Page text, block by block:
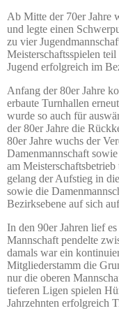
Ab Mitte der 70er Jahre
und legte einen
zu vier
Meisterschaftsspielen
Jugend erfolgreich im
Anfang der 80er Jahre
erbaute Turnhallen
wurde so auch für
der 80er Jahre die
80er Jahre wuchs der
Damenmannschaft
am
gelang der Aufstieg in
sowie die
Bezirksebene auf sich
In den 90er Jahren lief
Mannschaft pendelte
damals war ein
Mitgliederstamm die
nur die oberen
tieferen Ligen spielen
Jahrzehnten erfolgreich